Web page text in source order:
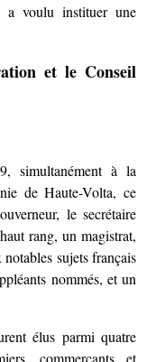
a voulu instituer une
et le Conseil
simultanément à la
de Haute-Volta, ce
le secrétaire
rang, un magistrat,
sujets français
nommés, et un
élus parmi quatre
commerçants et